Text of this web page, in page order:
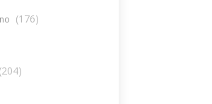
(176)
(204)